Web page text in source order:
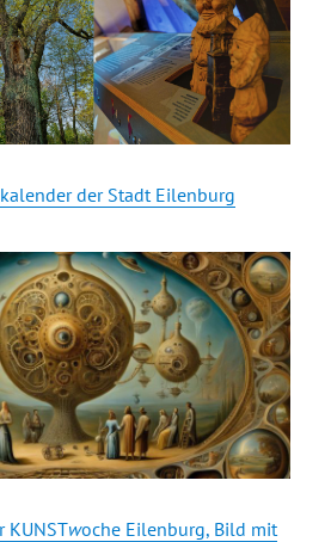
der Stadt Eilenburg
KUNSTwoche Eilenburg, Bild mit